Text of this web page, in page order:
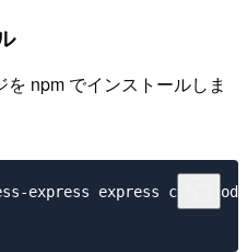
npm でインストールしま
express express cors zod